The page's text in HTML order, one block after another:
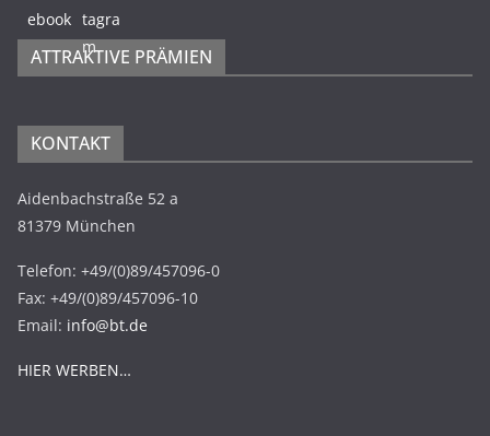
ATTRAKTIVE PRÄMIEN
KONTAKT
Aidenbachstraße 52 a
81379 München
Telefon: +49/(0)89/457096-0
Fax: +49/(0)89/457096-10
Email: info@bt.de
HIER WERBEN…